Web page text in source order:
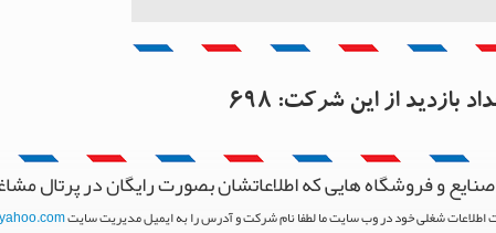
استان کرمان
شهرستان جیرفت
بازدید از این شرکت: 698
و فروشگاه هایی که اطلاعاتشان بصورت رایگان در پرتال
شغلی خود در وب سایت ما لطفا نام شرکت و آدرس را به ایمیل مدیریت سایت